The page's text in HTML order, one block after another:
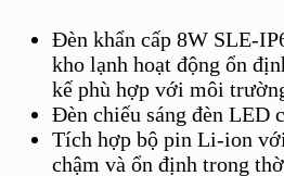
Đèn khẩn cấp 8W SLE-
kho lạnh hoạt động ổn
kế phù hợp với môi
Đèn chiếu sáng đèn LED
Tích hợp bộ pin Li-ion
chậm và ổn định trong